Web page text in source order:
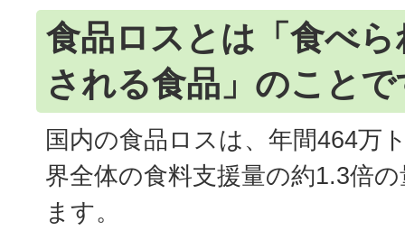
食品ロスとは「食べ
される食品」のことで
国内の食品ロスは、年間464万
界全体の食料支援量の約1.3倍
ます。